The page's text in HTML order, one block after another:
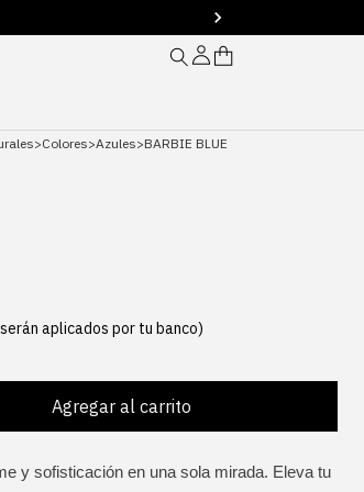
>Colores>Azules>BARBIE BLUE
aplicados por tu banco)
y sofisticación en una sola mirada. Eleva tu